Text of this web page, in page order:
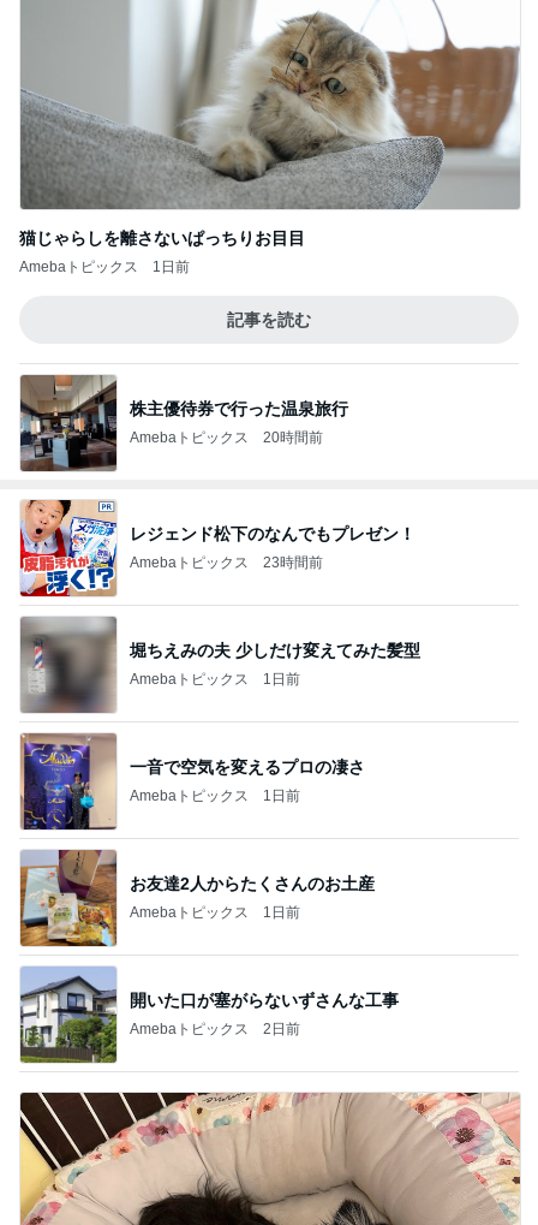
猫じゃらしを離さないぱっちりお目目
Amebaトピックス 1日前
記事を読む
株主優待券で行った温泉旅行
Amebaトピックス 20時間前
レジェンド松下のなんでもプレゼン！
Amebaトピックス 23時間前
堀ちえみの夫 少しだけ変えてみた髪型
Amebaトピックス 1日前
一音で空気を変えるプロの凄さ
Amebaトピックス 1日前
お友達2人からたくさんのお土産
Amebaトピックス 1日前
開いた口が塞がらないずさんな工事
Amebaトピックス 2日前